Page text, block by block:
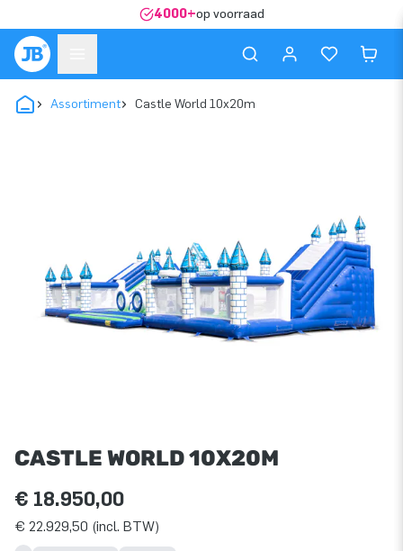
4000+op voorraad
Assortiment Castle World 10x20m
CASTLE WORLD 10X20M
€ 18.950,00
€ 22.929,50 (incl. BTW)